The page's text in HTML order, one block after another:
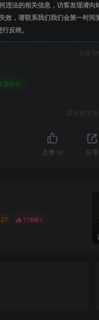
违法的相关信息，访客发现请向
，请联系我们我们会第一时间
反映。
THE
源中心
喜欢就支
点赞 10 分享
118W+